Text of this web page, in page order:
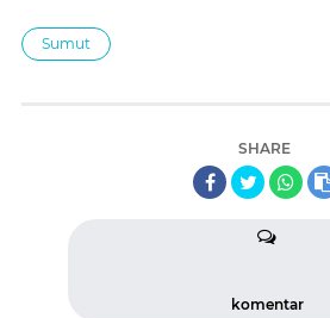
Sumut
SHARE
komentar